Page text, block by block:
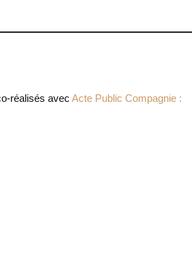
réalisés avecActe Public Compagnie :